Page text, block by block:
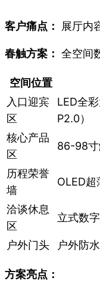
客户痛点： 展厅内
春触方案： 全空间
空间位置
入口迎宾
区
LED全
P2.0）
核心产品
区
86-98寸
历程荣誉
墙
OLED
洽谈休息
区
立式数
户外门头 户外防
方案亮点：